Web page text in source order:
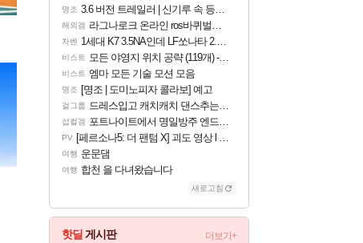
명조 3.6 버전 트레일러 | 신기루 속 등불 그림자, 속세에 깃든 검의 결심
해외겜 라그나로크 온라인 ros바퀴벌레 증식이벤트
차벤 1세대 K7 3.5NA인데 LF쏘나타 2.0NA 기변하면 유류비 절약이 얼마나 될까요..?
비스트 모든 야영지 위치 공략 (119개) - 야영의 달인 도전과제
비스트 엠마 모든 기술 모션 모음
명조 [명조 | 도미노피자 콜라보] 예고
걸그룹 드레스입고 캐치캐치 댄스추는 이안
섭컬겜 포트나이트에서 명일방주 엔드필드 [펠리카] 판매 예정
PV [페르소나5: 더 팬텀 X] 괴도 영상 l 타카마키 안·댄싱 스타
여행 운문댐
여행 합천 을 다녀왔습니다
새로고침
핫딜 게시판 더보기+